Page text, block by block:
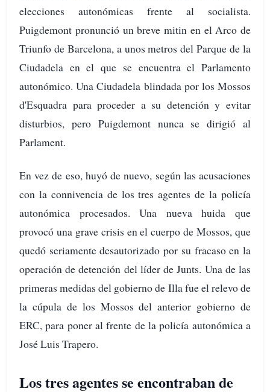
elecciones autonómicas frente al socialista.
Puigdemont pronunció un breve mitin en el Arco de
Triunfo de Barcelona, a unos metros del Parque de la
Ciudadela en el que se encuentra el Parlamento
autonómico. Una Ciudadela blindada por los Mossos
d'Esquadra para proceder a su detención y evitar
disturbios, pero Puigdemont nunca se dirigió al
Parlament.
En vez de eso, huyó de nuevo, según las acusaciones
con la connivencia de los tres agentes de la policía
autonómica procesados. Una nueva huida que
provocó una grave crisis en el cuerpo de Mossos, que
quedó seriamente desautorizado por su fracaso en la
operación de detención del líder de Junts. Una de las
primeras medidas del gobierno de Illa fue el relevo de
la cúpula de los Mossos del anterior gobierno de
ERC, para poner al frente de la policía autonómica a
José Luis Trapero.
Los tres agentes se encontraban de